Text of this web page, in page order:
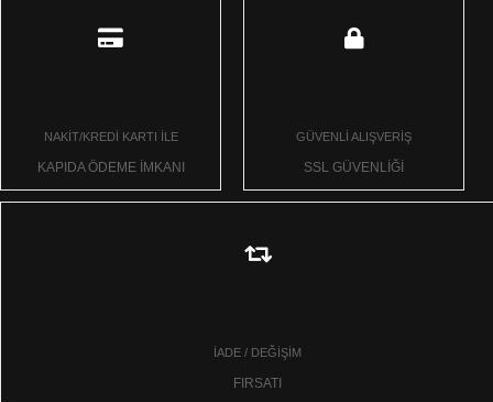
NAKİT/KREDİ KARTI İLE
KAPIDA ÖDEME İMKANI
GÜVENLİ ALIŞVERİŞ
SSL GÜVENLİĞİ
İADE / DEĞİŞİM
FIRSATI